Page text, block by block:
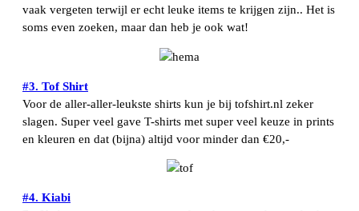
vaak vergeten terwijl er echt leuke items te krijgen zijn.. Het is
soms even zoeken, maar dan heb je ook wat!
#3. Tof Shirt
Voor de aller-aller-leukste shirts kun je bij tofshirt.nl zeker
slagen. Super veel gave T-shirts met super veel keuze in prints
en kleuren en dat (bijna) altijd voor minder dan €20,-
#4. Kiabi